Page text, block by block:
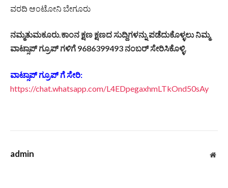
ವರದಿ ಆಂಟೋನಿ ಬೇಗೂರು
ನಮ್ಮತುಮಕೂರು.ಕಾಂನ ಕ್ಷಣ ಕ್ಷಣದ ಸುದ್ದಿಗಳನ್ನು ಪಡೆದುಕೊಳ್ಳಲು ನಿಮ್ಮ
ವಾಟ್ಸಾಪ್ ಗ್ರೂಪ್ ಗಳಿಗೆ 9686399493 ನಂಬರ್ ಸೇರಿಸಿಕೊಳ್ಳಿ.
ವಾಟ್ಸಾಪ್ ಗ್ರೂಪ್ ಗೆ ಸೇರಿ:
https://chat.whatsapp.com/L4EDpegaxhmLTkOnd50sAy
admin